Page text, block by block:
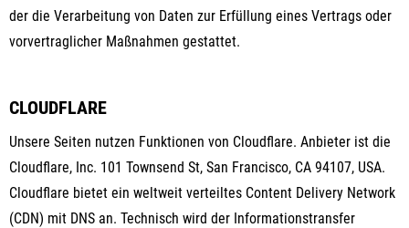
der die Verarbeitung von Daten zur Erfüllung eines Vertrags oder
vorvertraglicher Maßnahmen gestattet.
CLOUDFLARE
Unsere Seiten nutzen Funktionen von Cloudflare. Anbieter ist die
Cloudflare, Inc. 101 Townsend St, San Francisco, CA 94107, USA.
Cloudflare bietet ein weltweit verteiltes Content Delivery Network
(CDN) mit DNS an. Technisch wird der Informationstransfer